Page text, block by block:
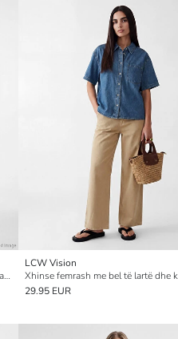
Xhinse për Gra me Bel Elastik dhe Përshtatje Balonë
LCW Vision
29.95 EUR